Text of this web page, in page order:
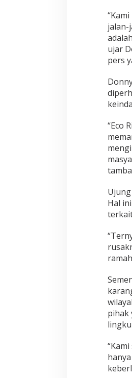
jalan-
ujar
pers
“Eco
Hal
pihak